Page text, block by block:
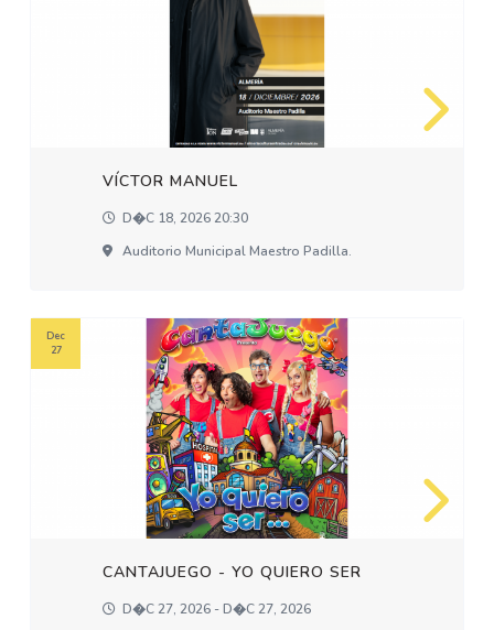
VÍCTOR MANUEL
D�c 18, 2026 20:30
Auditorio Municipal Maestro Padilla.
CANTAJUEGO - YO QUIERO SER
D�c 27, 2026 - D�c 27, 2026
Dec
27